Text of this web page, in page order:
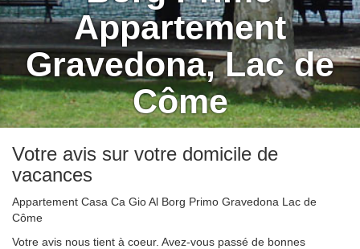
Appartement
Gravedona, Lac de
Côme
Votre avis sur votre domicile de
vacances
Appartement Casa Ca Gio Al Borg Primo Gravedona Lac de
Côme
Votre avis nous tient à coeur. Avez-vous passé de bonnes